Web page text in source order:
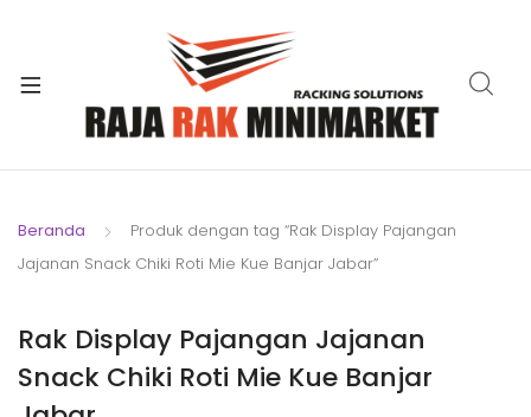
Beranda
Produk dengan tag “Rak Display Pajangan
Jajanan Snack Chiki Roti Mie Kue Banjar Jabar”
Rak Display Pajangan Jajanan
Snack Chiki Roti Mie Kue Banjar